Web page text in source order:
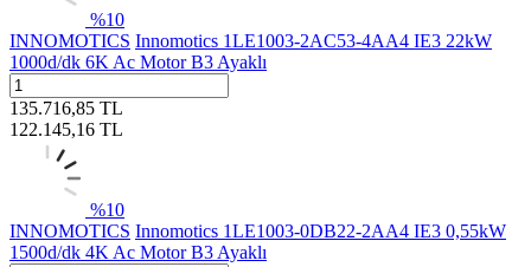
%10
INNOMOTICS Innomotics 1LE1003-2AC53-4AA4 IE3 22kW
1000d/dk 6K Ac Motor B3 Ayaklı
135.716,85 TL
122.145,16 TL
%10
INNOMOTICS Innomotics 1LE1003-0DB22-2AA4 IE3 0,55kW
1500d/dk 4K Ac Motor B3 Ayaklı